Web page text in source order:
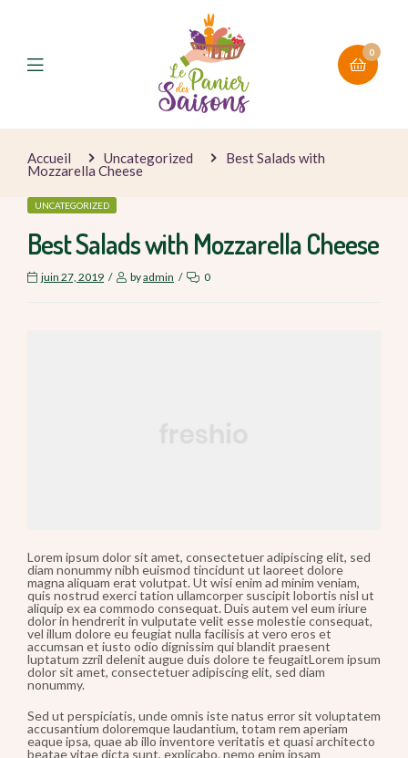
0
Accueil Uncategorized Best Salads with
Mozzarella Cheese
UNCATEGORIZED
Best Salads with Mozzarella Cheese
juin 27, 2019 byadmin 0
Lorem ipsum dolor sit amet, consectetuer adipiscing elit, sed
diam nonummy nibh euismod tincidunt ut laoreet dolore
magna aliquam erat volutpat. Ut wisi enim ad minim veniam,
quis nostrud exerci tation ullamcorper suscipit lobortis nisl ut
aliquip ex ea commodo consequat. Duis autem vel eum iriure
dolor in hendrerit in vulputate velit esse molestie consequat,
vel illum dolore eu feugiat nulla facilisis at vero eros et
accumsan et iusto odio dignissim qui blandit praesent
luptatum zzril delenit augue duis dolore te feugaitLorem ipsum
dolor sit amet, consectetuer adipiscing elit, sed diam
nonummy.
Sed ut perspiciatis, unde omnis iste natus error sit voluptatem
accusantium doloremque laudantium, totam rem aperiam
eaque ipsa, quae ab illo inventore veritatis et quasi architecto
beatae vitae dicta sunt, explicabo. nemo enim ipsam